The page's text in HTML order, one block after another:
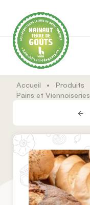
Accueil • Produits
Pains et Viennoiseries